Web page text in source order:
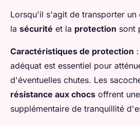
Lorsqu'il s'agit de transporter un
la sécurité et la protection sont
Caractéristiques de protection
adéquat est essentiel pour
d'éventuelles chutes. Les
résistance aux chocs offrent
supplémentaire de tranquillité